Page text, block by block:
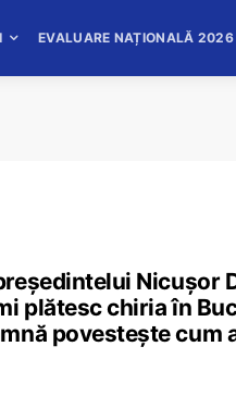
EVALUARE NAȚIONALĂ 2026
Nicușor
plătesc chiria în
povestește cum